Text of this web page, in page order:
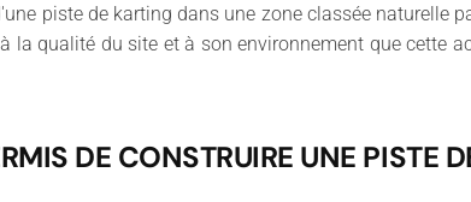
piste de karting dans une zone classée
la qualité du site et à son environnement que cette
DE CONSTRUIRE UNE PISTE